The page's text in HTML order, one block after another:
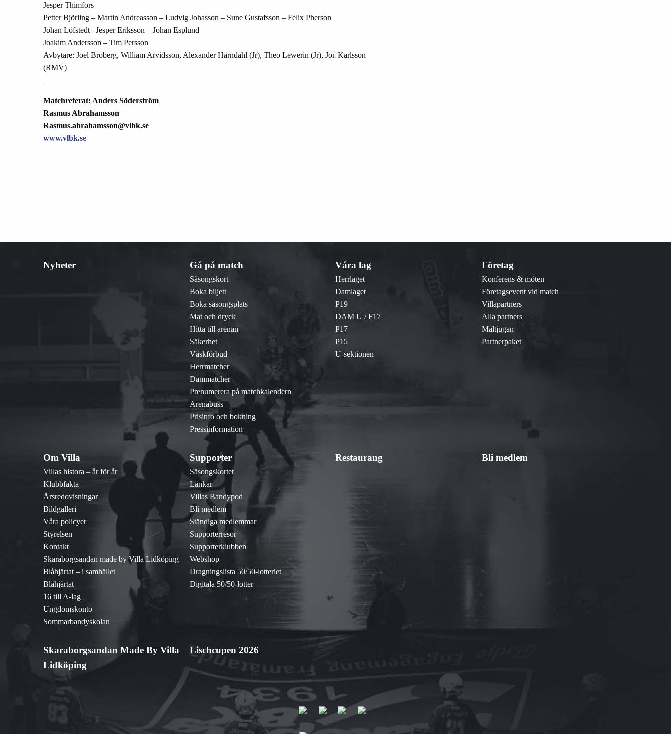
Jesper Thimfors
Petter Björling – Martin Andreasson – Ludvig Johasson – Sune Gustafsson – Felix Pherson
Johan Löfstedt– Jesper Eriksson – Johan Esplund
Joakim Andersson – Tim Persson
Avbytare: Joel Broberg, William Arvidsson, Alexander Härndahl (Jr), Theo Lewerin (Jr), Jon Karlsson
(RMV)
Matchreferat: Anders Söderström
Rasmus Abrahamsson
Rasmus.abrahamsson@vlbk.se
www.vlbk.se
Nyheter Gå på match
Säsongskort
Boka biljett
Boka säsongsplats
Mat och dryck
Hitta till arenan
Säkerhet
Väskförbud
Herrmatcher
Dammatcher
Prenumerera på matchkalendern
Arenabuss
Prisinfo och bokning
Pressinformation
Våra lag
Herrlaget
Damlaget
P19
DAM U / F17
P17
P15
U-sektionen
Företag
Konferens & möten
Företagsevent vid match
Villapartners
Alla partners
Måltjugan
Partnerpaket
Om Villa
Villas histora – år för år
Klubbfakta
Årsredovisningar
Bildgalleri
Våra policyer
Styrelsen
Kontakt
Skaraborgsandan made by Villa Lidköping
Blåhjärtat – i samhället
Blåhjärtat
16 till A-lag
Ungdomskonto
Sommarbandyskolan
Supporter
Säsongskortet
Länkar
Villas Bandypod
Bli medlem
Ständiga medlemmar
Supporterresor
Supporterklubben
Webshop
Dragningslista 50/50-lotteriet
Digitala 50/50-lotter
Restaurang Bli medlem
Skaraborgsandan Made By Villa
Lidköping
Lischcupen 2026